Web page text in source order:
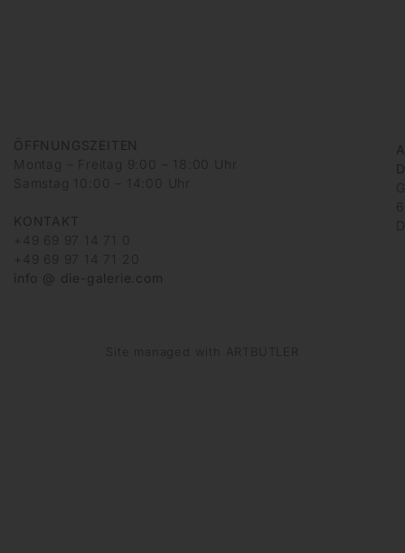
ÖFFNUNGSZEITEN
Montag – Freitag 9:00 – 18:00 Uhr
Samstag 10:00 – 14:00 Uhr
KONTAKT
+49 69 97 14 71 0
+49 69 97 14 71 20
info @ die-galerie.com
Site managed with ARTBUTLER